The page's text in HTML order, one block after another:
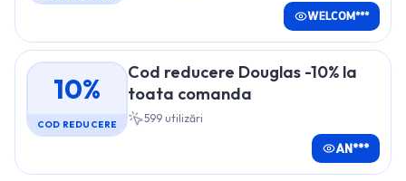
WELCOM***
10%
COD REDUCERE
Cod reducere Douglas -10% la
toata comanda
599 utilizări
AN***